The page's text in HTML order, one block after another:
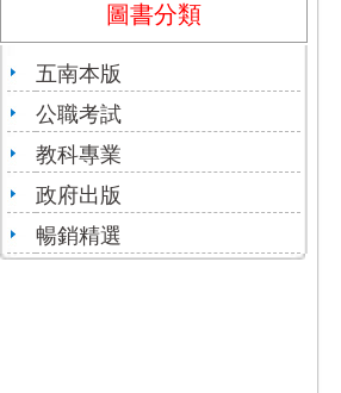
圖書分類
五南本版
公職考試
教科專業
政府出版
暢銷精選